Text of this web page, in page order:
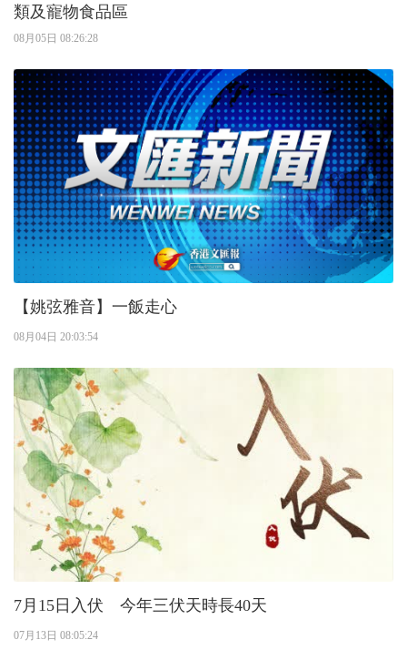
類及寵物食品區
08月05日 08:26:28
【姚弦雅音】一飯走心
08月04日 20:03:54
7月15日入伏 今年三伏天時長40天
07月13日 08:05:24